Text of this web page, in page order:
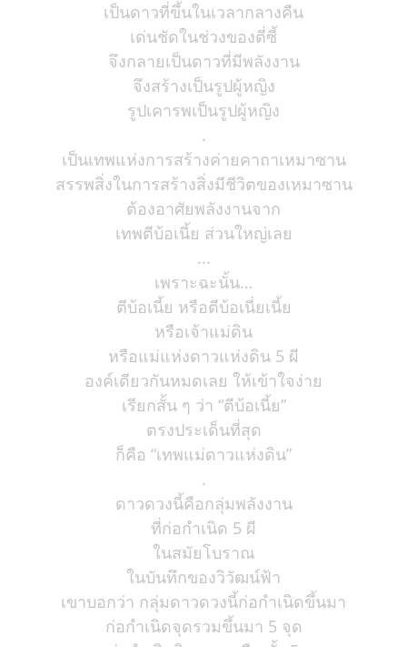
เป็นดาวที่ขึ้นในเวลากลางคืน
เด่นชัดในช่วงของตี่ซี้
จึงกลายเป็นดาวที่มีพลังงาน
จึงสร้างเป็นรูปผู้หญิง
รูปเคารพเป็นรูปผู้หญิง
.
เป็นเทพแห่งการสร้างค่ายคาถาเหมาซาน
สรรพสิ่งในการสร้างสิ่งมีชีวิตของเหมาซาน
ต้องอาศัยพลังงานจาก
เทพตีบ้อเนี้ย ส่วนใหญ่เลย
...
เพราะฉะนั้น…
ตีบ้อเนี้ย หรือตีบ้อเนี่ยเนี้ย
หรือเจ้าแม่ดิน
หรือแม่แห่งดาวแห่งดิน 5 ผี
องค์เดียวกันหมดเลย ให้เข้าใจง่าย
เรียกสั้น ๆ ว่า “ตีบ้อเนี้ย”
ตรงประเด็นที่สุด
ก็คือ “เทพแม่ดาวแห่งดิน”
.
ดาวดวงนี้คือกลุ่มพลังงาน
ที่ก่อกำเนิด 5 ผี
ในสมัยโบราณ
ในบันทึกของวิวัฒน์ฟ้า
เขาบอกว่า กลุ่มดาวดวงนี้ก่อกำเนิดขึ้นมา
ก่อกำเนิดจุดรวมขึ้นมา 5 จุด